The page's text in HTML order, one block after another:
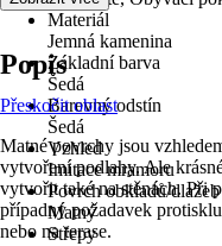
Materiál
Jemná kamenina
Základní barva
Šedá
Barevný odstín
Šedá
Vzhled
Imitace mramoru
Povrch obkladů/dlažeb
Matný
Střepy
Popis
Přeskočit oblast
Matné povrchy jsou
vytvoření podlahy. Ale
vytvořit také na stěnách. Při
případný požadavek
nebo na terase.